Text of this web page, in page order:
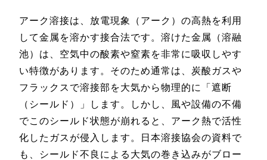
アーク溶接は、放電現象（アーク）の高熱を利用
して金属を溶かす接合法です。溶けた金属（溶融
池）は、空気中の酸素や窒素を非常に吸収しやす
い特徴があります。そのため通常は、炭酸ガスや
フラックスで溶接部を大気から物理的に「遮断
（シールド）」します。しかし、風や設備の不備
でこのシールド状態が崩れると、アーク熱で活性
化したガスが侵入します。日本溶接協会の資料で
も、シールド不良による大気の巻き込みがブロー